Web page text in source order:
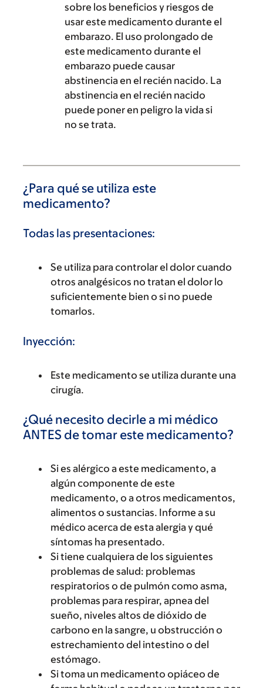
sobre los beneficios y riesgos de
usar este medicamento durante el
embarazo. El uso prolongado de
este medicamento durante el
embarazo puede causar
abstinencia en el recién nacido. La
abstinencia en el recién nacido
puede poner en peligro la vida si
no se trata.
¿Para qué se utiliza este
medicamento?
Todas las presentaciones:
Se utiliza para controlar el dolor cuando
otros analgésicos no tratan el dolor lo
suficientemente bien o si no puede
tomarlos.
Inyección:
Este medicamento se utiliza durante una
cirugía.
¿Qué necesito decirle a mi médico
ANTES de tomar este medicamento?
Si es alérgico a este medicamento, a
algún componente de este
medicamento, o a otros medicamentos,
alimentos o sustancias. Informe a su
médico acerca de esta alergia y qué
síntomas ha presentado.
Si tiene cualquiera de los siguientes
problemas de salud: problemas
respiratorios o de pulmón como asma,
problemas para respirar, apnea del
sueño, niveles altos de dióxido de
carbono en la sangre, u obstrucción o
estrechamiento del intestino o del
estómago.
Si toma un medicamento opiáceo de